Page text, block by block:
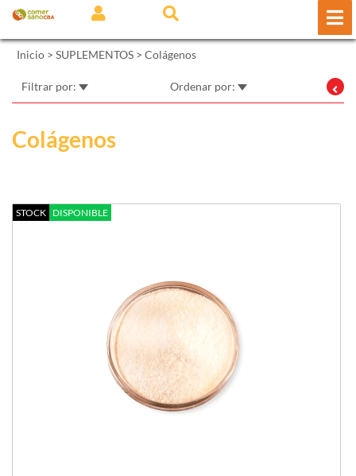
Inicio > SUPLEMENTOS > Colágenos
Filtrar por: Ordenar por:
Colágenos
STOCK DISPONIBLE